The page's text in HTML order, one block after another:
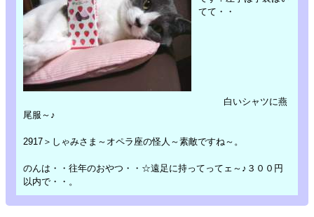
てて・・
白いシャツに燕
尾服～♪
2917＞しゃみさま～オペラ座の怪人～素敵ですね～。
のんは・・往年のおやつ・・☆遠足に持ってってェ～♪３００円
以内で・・。